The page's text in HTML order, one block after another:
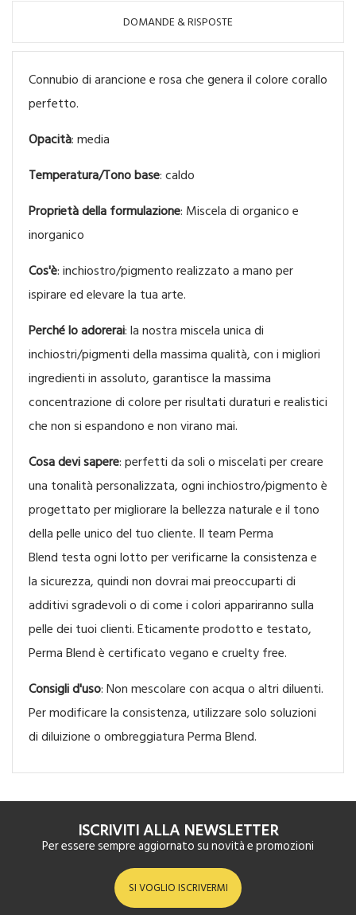
DOMANDE & RISPOSTE
Connubio di arancione e rosa che genera il colore corallo
perfetto.
Opacità: media
Temperatura/Tono base: caldo
Proprietà della formulazione: Miscela di organico e
inorganico
Cos'è: inchiostro/pigmento realizzato a mano per
ispirare ed elevare la tua arte.
Perché lo adorerai: la nostra miscela unica di
inchiostri/pigmenti della massima qualità, con i migliori
ingredienti in assoluto, garantisce la massima
concentrazione di colore per risultati duraturi e realistici
che non si espandono e non virano mai.
Cosa devi sapere: perfetti da soli o miscelati per creare
una tonalità personalizzata, ogni inchiostro/pigmento è
progettato per migliorare la bellezza naturale e il tono
della pelle unico del tuo cliente. Il team Perma
Blend testa ogni lotto per verificarne la consistenza e
la sicurezza, quindi non dovrai mai preoccuparti di
additivi sgradevoli o di come i colori appariranno sulla
pelle dei tuoi clienti. Eticamente prodotto e testato,
Perma Blend è certificato vegano e cruelty free.
Consigli d'uso: Non mescolare con acqua o altri diluenti.
Per modificare la consistenza, utilizzare solo soluzioni
di diluizione o ombreggiatura Perma Blend.
ISCRIVITI ALLA NEWSLETTER
Per essere sempre aggiornato su novità e promozioni
SI VOGLIO ISCRIVERMI